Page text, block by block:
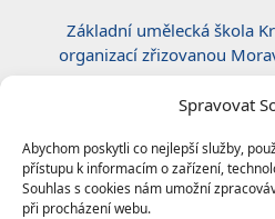
Spravovat
Abychom poskytli co nejlepší služby,
přístupu k informacím o zařízení,
Souhlas s cookies nám umožní
při procházení webu.
Základní umělecká škola
organizací zřizovanou
Certifikace ČSN EN